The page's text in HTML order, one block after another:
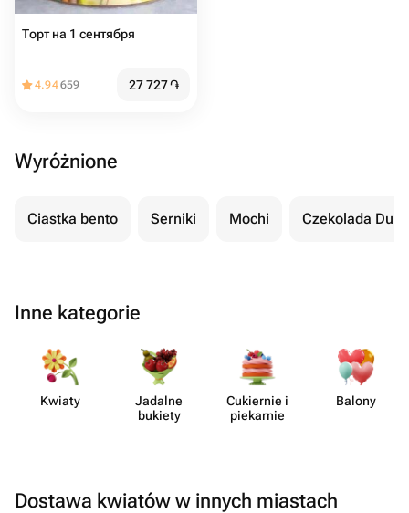
Торт на 1 сентября
4.94659 27 727֏
Wyróżnione
Ciastka bento Serniki Mochi Czekolada
Inne kategorie
Kwiaty
Jadalne
bukiety
Cukiernie i
piekarnie
Balony
Dostawa kwiatów w innych miastach